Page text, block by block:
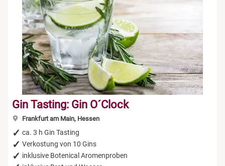
Gin Tasting: Gin O´Clock
Frankfurt am Main, Hessen
ca. 3 h Gin Tasting
Verkostung von 10 Gins
inklusive Botenical Aromenproben